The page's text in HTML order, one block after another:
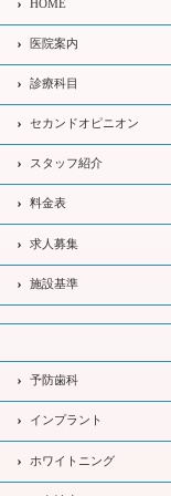
HOME
医院案内
診療科目
セカンドオピニオン
スタッフ紹介
料金表
求人募集
施設基準
予防歯科
インプラント
ホワイトニング